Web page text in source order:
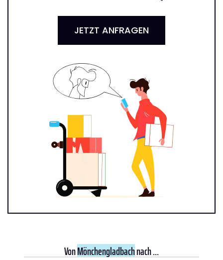
JETZT ANFRAGEN
VonMönchengladbachnach ...